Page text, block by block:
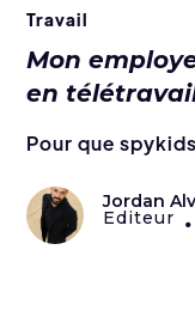
Travail
Mon
en
Pour que
Jordan
Editeur •